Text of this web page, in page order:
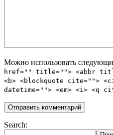
Можно использовать
href="" title=""> <abbr
<b> <blockquote cite="">
datetime=""> <em> <i> <q
Search: